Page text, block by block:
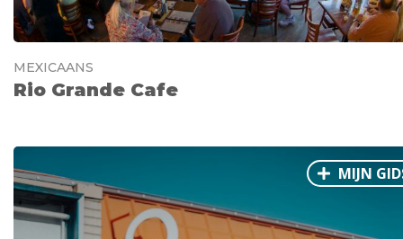
MEXICAANS
Rio Grande Cafe
MIJN